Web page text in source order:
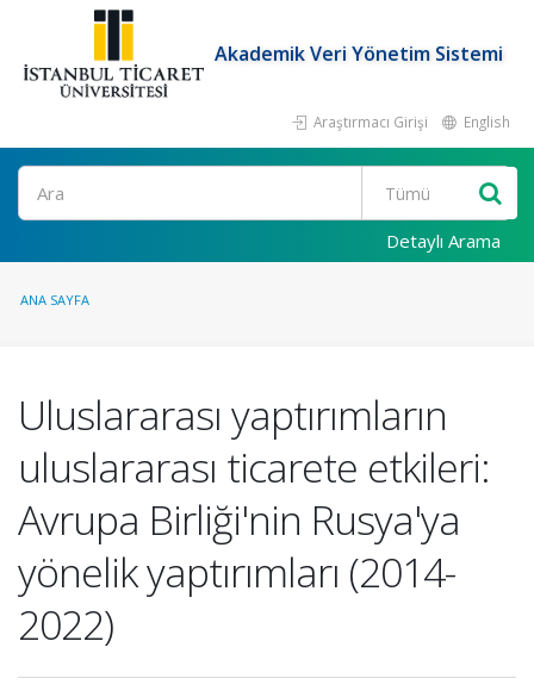
Akademik Veri Yönetim Sistemi
Araştırmacı Girişi English
Ara
Detaylı Arama
ANA SAYFA
Uluslararası yaptırımların
uluslararası ticarete etkileri:
Avrupa Birliği'nin Rusya'ya
yönelik yaptırımları (2014-
2022)